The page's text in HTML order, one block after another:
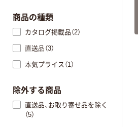
商品の種類
カタログ掲載品（2）
直送品（3）
本気プライス（1）
除外する商品
直送品、お取り寄せ品を除く
（5）